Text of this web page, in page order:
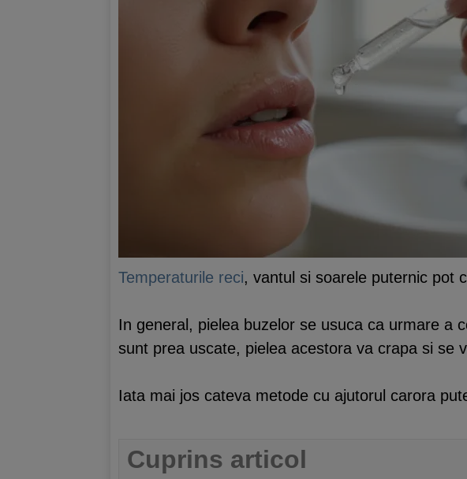
Temperaturile reci, vantul si soarele puternic pot
In general, pielea buzelor se usuca ca urmare a
sunt prea uscate, pielea acestora va crapa si se
Iata mai jos cateva metode cu ajutorul carora
Cuprins articol